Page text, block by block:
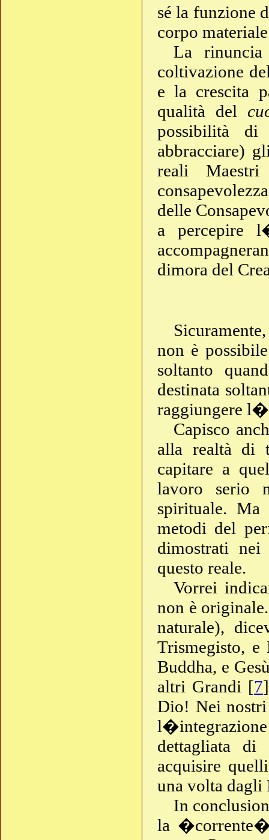
sé la funzione
corpo
La
coltivazione
e la crescita
qualità del
possibilità di
abbracciare)
reali
delle
a percepire
dimora del
non è
soltanto
destinata
raggiungere
Capisco
alla realtà di
capitare a
lavoro serio
spirituale.
metodi del
dimostrati
questo reale.
Vorrei
non è
naturale),
Trismegisto, e
Buddha, e
altri Grandi [7
Dio! Nei nostri
dettagliata di
acquisire
una volta dagli
In
la �corrente�